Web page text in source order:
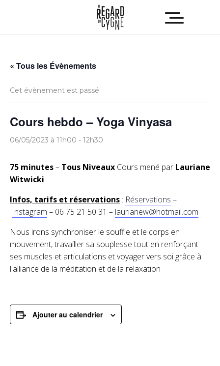
« Tous les Évènements
Cet évènement est passé.
Cours hebdo – Yoga Vinyasa
06/05/2023 à 11h00 - 12h30
75 minutes– Tous Niveaux Cours mené par Lauriane
Witwicki
Infos, tarifs et réservations : Réservations –
Instagram – 06 75 21 50 31 – laurianew@hotmail.com
Nous irons synchroniser le souffle et le corps en
mouvement, travailler sa souplesse tout en renforçant
ses muscles et articulations et voyager vers soi grâce à
l'alliance de la méditation et de la relaxation
Ajouter au calendrier